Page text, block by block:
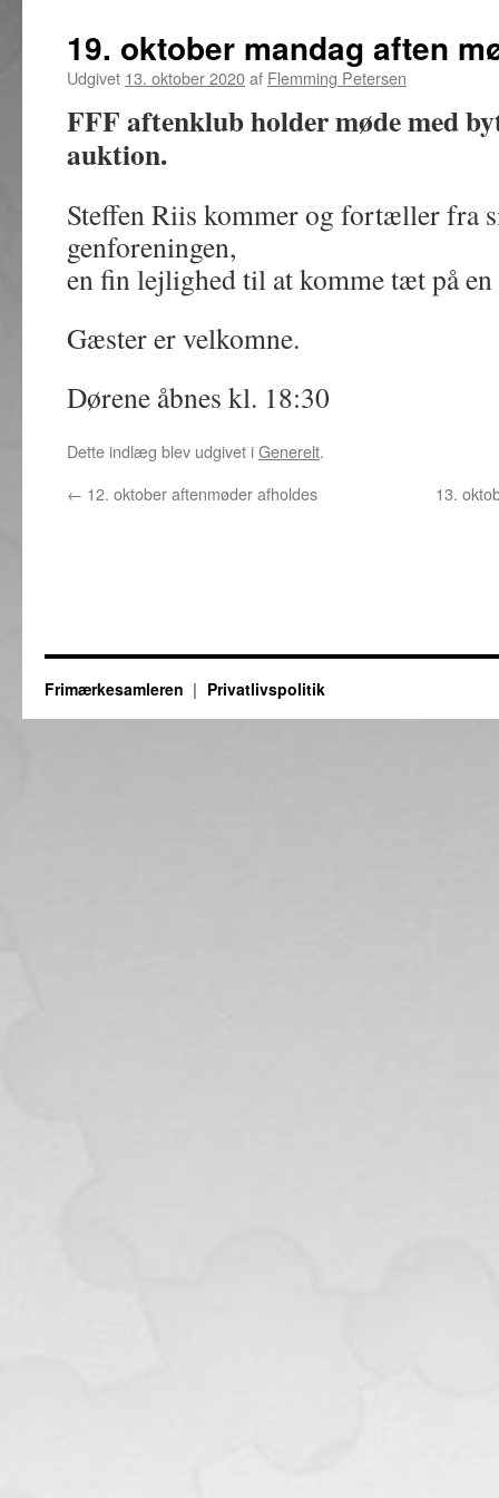
19. oktober mandag aften
Udgivet 13. oktober 2020af Flemming Petersen
FFF aftenklub holder møde med
auktion.
Steffen Riis kommer og fortæller fra
genforeningen,
en fin lejlighed til at komme tæt på en
Gæster er velkomne.
Dørene åbnes kl. 18:30
Dette indlæg blev udgivet iGenerelt.
← 12. oktober aftenmøder afholdes 13.
Frimærkesamleren Privatlivspolitik